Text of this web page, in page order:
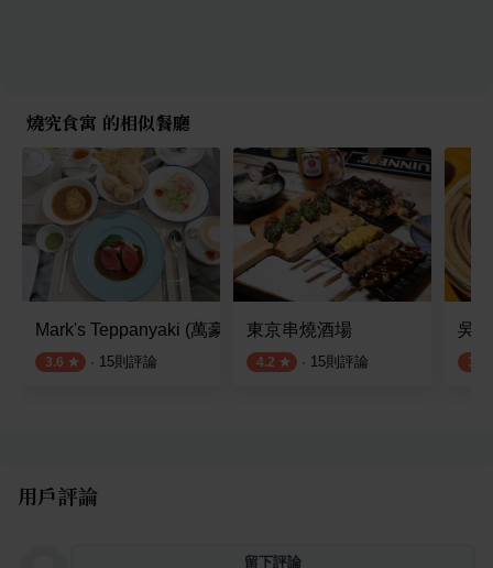
燒究食寓 的相似餐廳
Mark's Teppanyaki (萬豪酒店)
3.6 · 15則評論
東京串燒酒場
4.2 · 15則評論
吳
3.5
用戶評論
留下評論